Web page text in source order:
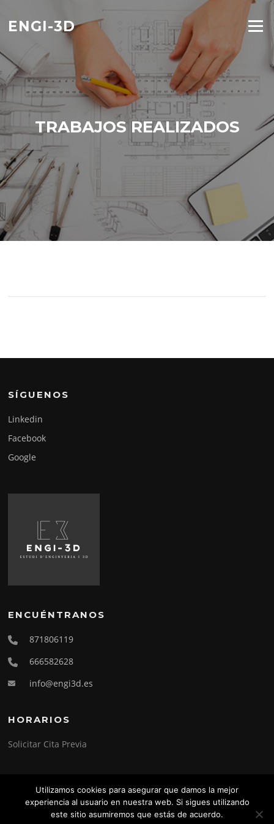
contenido
ENGI-3D Menú
TRABAJOS REALIZADOS
SÍGUENOS
Linkedin
Facebook
Google
ENCUÉNTRANOS
871806119
666582628
info@engi3d.es
HORARIOS
Solicitar Cita Previa
Copyright © 2026 Engi-3D. Todos los derechos reservados.
Utilizamos cookies para asegurar que damos la mejor
experiencia al usuario en nuestra web. Si sigues utilizando
este sitio asumiremos que estás de acuerdo.